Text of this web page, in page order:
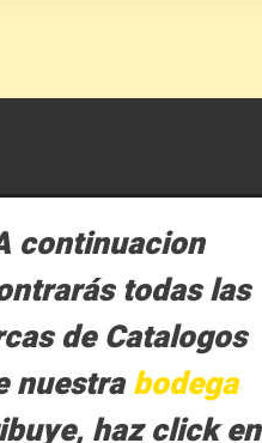
continuacion
todas las
de Catalogos
nuestrabodega
haz click en